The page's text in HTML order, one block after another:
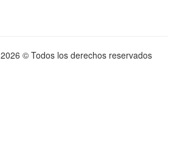
2026 © Todos los derechos reservados